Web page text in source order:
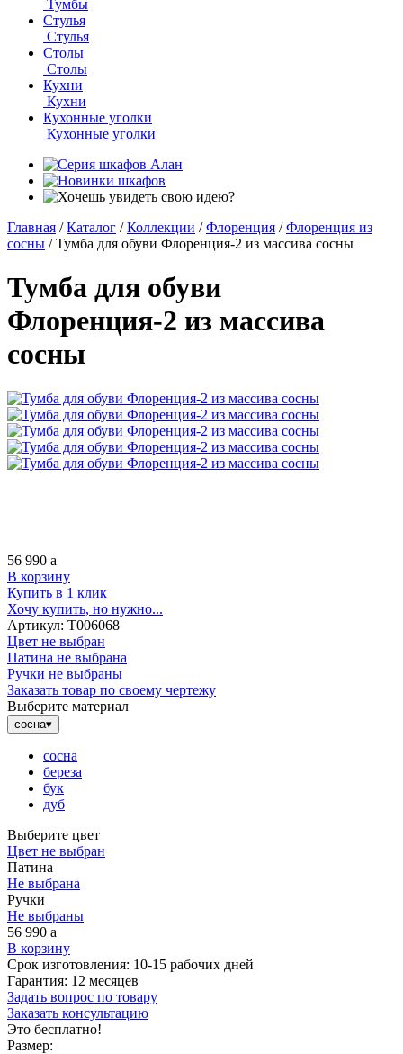
Тумбы
Стулья
Стулья
Столы
Столы
Кухни
Кухни
Кухонные уголки
Кухонные уголки
Главная / Каталог / Коллекции / Флоренция / Флоренция из
сосны / Тумба для обуви Флоренция-2 из массива сосны
Тумба для обуви
Флоренция-2 из массива
сосны
56 990 a
В корзину
Купить в 1 клик
Хочу купить, но нужно...
Артикул: Т006068
Цвет не выбран
Патина не выбрана
Ручки не выбраны
Заказать товар по своему чертежу
Выберите материал
сосна▾
сосна
береза
бук
дуб
Выберите цвет
Цвет не выбран
Патина
Не выбрана
Ручки
Не выбраны
56 990 a
В корзину
Срок изготовления: 10-15 рабочих дней
Гарантия: 12 месяцев
Задать вопрос по товару
Заказать консультацию
Это бесплатно!
Размер: